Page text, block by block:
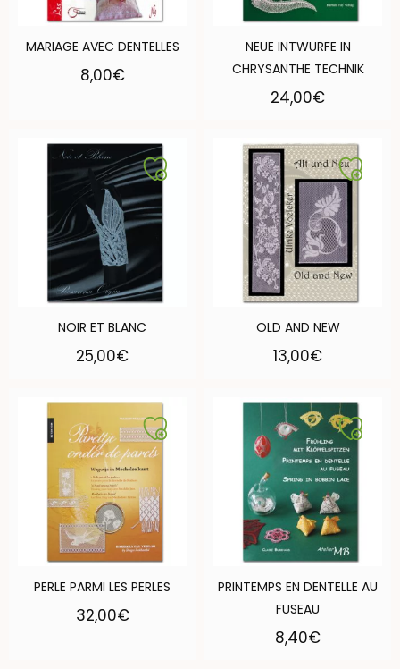
MARIAGE AVEC DENTELLES
8,00€
NEUE INTWURFE IN
CHRYSANTHE TECHNIK
24,00€
NOIR ET BLANC
25,00€
OLD AND NEW
13,00€
PERLE PARMI LES PERLES
32,00€
PRINTEMPS EN DENTELLE AU
FUSEAU
8,40€